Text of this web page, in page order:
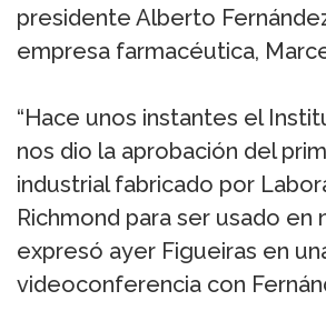
presidente Alberto
empresa farmacéutica,
“Hace unos instantes el
nos dio la aprobación del
industrial fabricado por
Richmond para ser usado en
expresó ayer Figueiras en
videoconferencia con